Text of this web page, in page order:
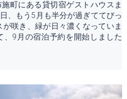
町にある貸切宿ゲストハウスま
、もう5月も半分が過ぎててびっ
咲き、緑が日々濃くなっていま
、9月の宿泊予約を開始しました